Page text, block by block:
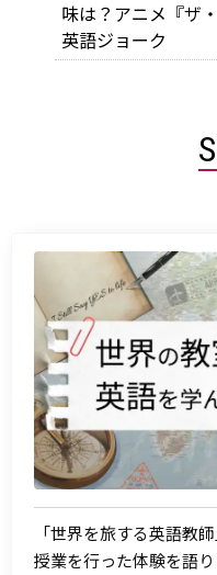
味は？アニメ『ザ
英語ジョーク
「世界を旅する英語教
授業を行った体験を語